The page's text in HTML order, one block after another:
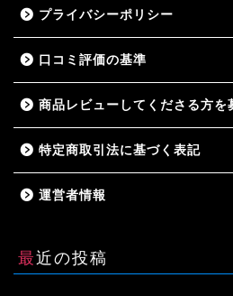
プライバシーポリシー
口コミ評価の基準
商品レビューしてくださる方を
特定商取引法に基づく表記
運営者情報
最近の投稿